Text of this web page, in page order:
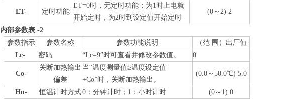
ET- 定时功能
ET=0时，无定时功能；为1时上电就
开始定时，为2时到设定值开始定时
(0～2) 2
内部参数表 -2
参数指示
参数名称 参数功能说明
（范 围）出厂值
Lc-
密码 “Lc=9”时可查看并修改参数值。 0
Co-
关断加热输出
偏差
当“温度测量值≥温度设定值
+Co”时，关断加热输出。
(0.0～50.0℃) 5.0
Hn- 恒温计时方式0：分钟计时；1：小时计时 (0～1) 0